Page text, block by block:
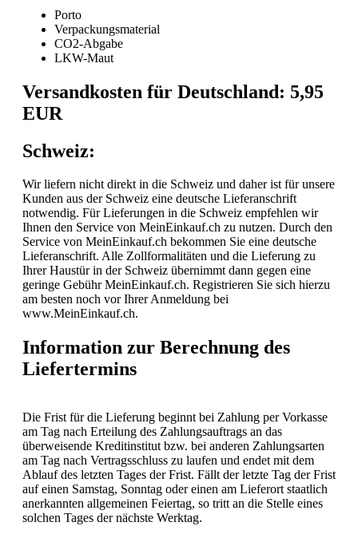
Porto
Verpackungsmaterial
CO2-Abgabe
LKW-Maut
Versandkosten für Deutschland: 5,95
EUR
Schweiz:
Wir liefern nicht direkt in die Schweiz und daher ist für unsere
Kunden aus der Schweiz eine deutsche Lieferanschrift
notwendig. Für Lieferungen in die Schweiz empfehlen wir
Ihnen den Service von MeinEinkauf.ch zu nutzen. Durch den
Service von MeinEinkauf.ch bekommen Sie eine deutsche
Lieferanschrift. Alle Zollformalitäten und die Lieferung zu
Ihrer Haustür in der Schweiz übernimmt dann gegen eine
geringe Gebühr MeinEinkauf.ch. Registrieren Sie sich hierzu
am besten noch vor Ihrer Anmeldung bei
www.MeinEinkauf.ch.
Information zur Berechnung des
Liefertermins
Die Frist für die Lieferung beginnt bei Zahlung per Vorkasse
am Tag nach Erteilung des Zahlungsauftrags an das
überweisende Kreditinstitut bzw. bei anderen Zahlungsarten
am Tag nach Vertragsschluss zu laufen und endet mit dem
Ablauf des letzten Tages der Frist. Fällt der letzte Tag der Frist
auf einen Samstag, Sonntag oder einen am Lieferort staatlich
anerkannten allgemeinen Feiertag, so tritt an die Stelle eines
solchen Tages der nächste Werktag.